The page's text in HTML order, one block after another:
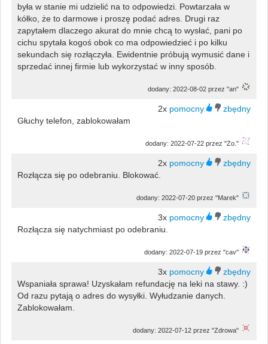
była w stanie mi udzielić na to odpowiedzi. Powtarzała w
kółko, że to darmowe i proszę podać adres. Drugi raz
zapytałem dlaczego akurat do mnie chcą to wysłać, pani po
cichu spytała kogoś obok co ma odpowiedzieć i po kilku
sekundach się rozłączyła. Ewidentnie próbują wymusić dane i
sprzedać innej firmie lub wykorzystać w inny sposób.
dodany: 2022-08-02 przez "an"
2x
Głuchy telefon, zablokowałam
dodany: 2022-07-22 przez "Zo."
2x
Rozłącza się po odebraniu. Blokować.
dodany: 2022-07-20 przez "Marek"
3x
Rozłącza się natychmiast po odebraniu.
dodany: 2022-07-19 przez "cav"
3x
Wspaniała sprawa! Uzyskałam refundację na leki na stawy. :)
Od razu pytają o adres do wysyłki. Wyłudzanie danych.
Zablokowałam.
dodany: 2022-07-12 przez "Zdrowa"